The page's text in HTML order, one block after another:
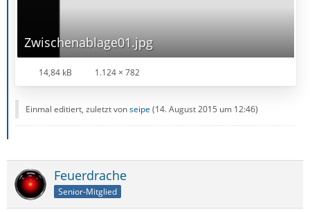
Zwischenablage01.jpg
14,84 kB 1.124 × 782
Einmal editiert, zuletzt vonseipe (14. August 2015 um 12:46)
Feuerdrache
Senior-Mitglied